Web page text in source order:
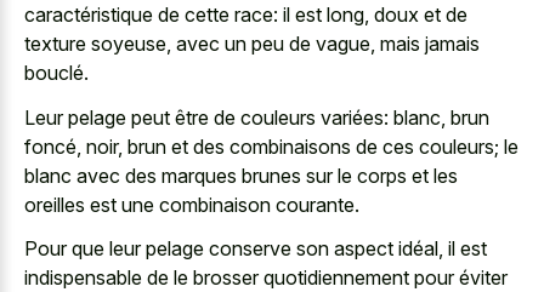
caractéristique de cette race: il est long, doux et de
texture soyeuse, avec un peu de vague, mais jamais
bouclé.
Leur pelage peut être de couleurs variées: blanc, brun
foncé, noir, brun et des combinaisons de ces couleurs; le
blanc avec des marques brunes sur le corps et les
oreilles est une combinaison courante.
Pour que leur pelage conserve son aspect idéal, il est
indispensable de le brosser quotidiennement pour éviter